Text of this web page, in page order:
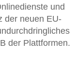
und
der neuen EU-
der Plattformen.